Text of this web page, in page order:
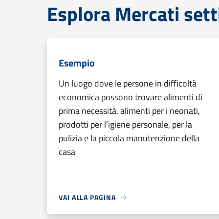
Esplora Mercati
Esempio
Un luogo dove le persone in difficoltà
economica possono trovare alimenti di
prima necessità, alimenti per i neonati,
prodotti per l’igiene personale, per la
pulizia e la piccola manutenzione della
casa
VAI ALLA PAGINA